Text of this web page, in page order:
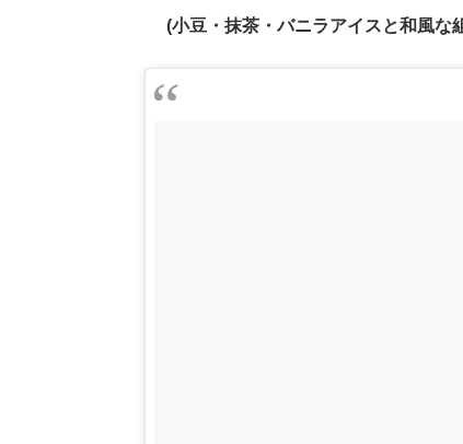
(小豆・抹茶・バニラアイスと和風な